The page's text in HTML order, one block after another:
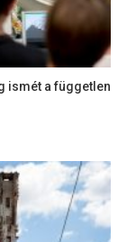
ismét a független